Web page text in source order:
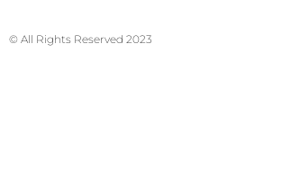
© All Rights Reserved 2023